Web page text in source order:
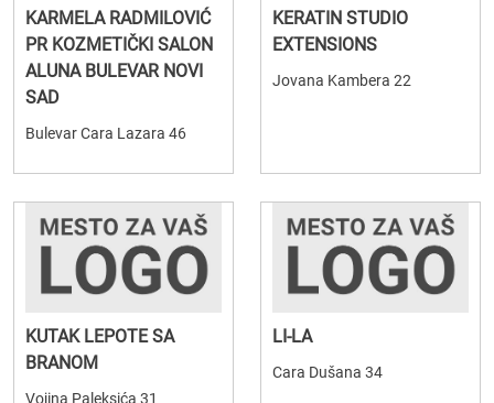
KARMELA RADMILOVIĆ
PR KOZMETIČKI SALON
ALUNA BULEVAR NOVI
SAD
Bulevar Cara Lazara 46
KERATIN STUDIO
EXTENSIONS
Jovana Kambera 22
KUTAK LEPOTE SA
BRANOM
Vojina Paleksića 31
LI-LA
Cara Dušana 34